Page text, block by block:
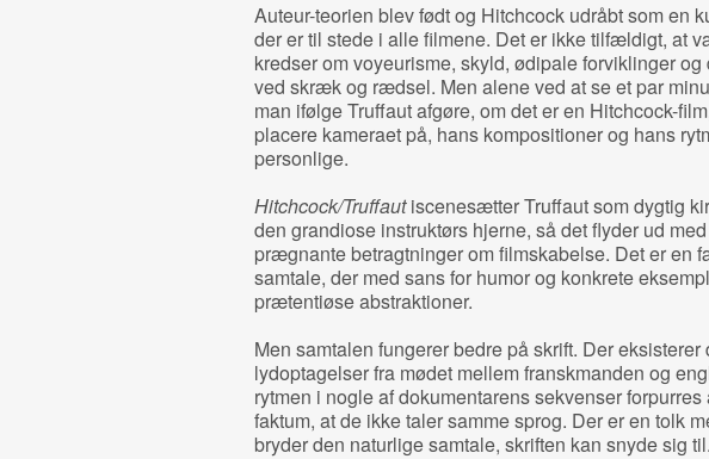
Auteur-teorien blev født og Hitchcock udråbt som en
der er til stede i alle filmene. Det er ikke tilfældigt, at
kredser om voyeurisme, skyld, ødipale forviklinger
ved skræk og rædsel. Men alene ved at se et par
man ifølge Truffaut afgøre, om det er en Hitchcock-
placere kameraet på, hans kompositioner og hans
personlige.
Hitchcock/Truffautiscenesætter Truffaut som dygtig
den grandiose instruktørs hjerne, så det flyder ud
prægnante betragtninger om filmskabelse. Det er en
samtale, der med sans for humor og konkrete
prætentiøse abstraktioner.
Men samtalen fungerer bedre på skrift. Der
lydoptagelser fra mødet mellem franskmanden og
rytmen i nogle af dokumentarens sekvenser
faktum, at de ikke taler samme sprog. Der er en tolk
bryder den naturlige samtale, skriften kan snyde sig til.